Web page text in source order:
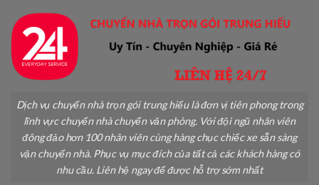
Dịch vụ chuyển nhà trọn gói trung hiếu là đơn vị tiên phong trong
lĩnh vực chuyển nhà chuyển văn phòng. Với đội ngũ nhân viên
đông đảo hơn 100 nhân viên cùng hàng chục chiếc xe sẵn sàng
vận chuyển nhà. Phục vụ mục đích của tất cả các khách hàng có
nhu cầu. Liên hệ ngay để được hỗ trợ sớm nhất